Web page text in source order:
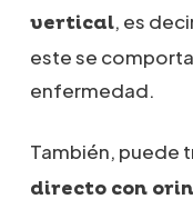
vertical, es
este se
enfermedad.
También, puede
directo con